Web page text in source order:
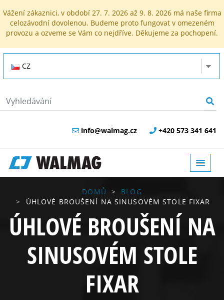
Vážení zákaznici, v období 27. 7. 2026 až 9. 8. 2026 má naše firma
celozávodní dovolenou. Budeme proto fungovat v omezeném
provozu a ozveme se Vám co nejdříve. Děkujeme za pochopení.
CZ
+420 573 341 641
info@walmag.cz
DOMŮ
BLOG
ÚHLOVÉ BROUŠENÍ NA SINUSOVÉM STOLE FIXAR
ÚHLOVÉ BROUŠENÍ NA
SINUSOVÉM STOLE
FIXAR